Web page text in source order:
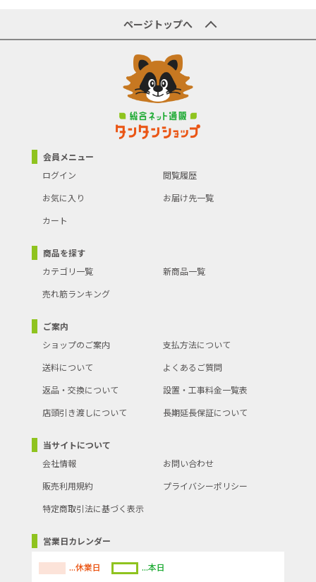
ページトップへ
会員メニュー
ログイン
閲覧履歴
お気に入り
お届け先一覧
カート
商品を探す
カテゴリ一覧
新商品一覧
売れ筋ランキング
ご案内
ショップのご案内
支払方法について
送料について
よくあるご質問
返品・交換について
設置・工事料金一覧表
店頭引き渡しについて
長期延長保証について
当サイトについて
会社情報
お問い合わせ
販売利用規約
プライバシーポリシー
特定商取引法に基づく表示
営業日カレンダー
...休業日 ...本日